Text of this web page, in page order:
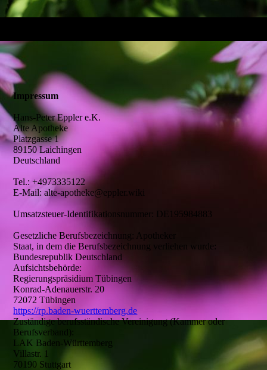
Impressum
Hans-Peter Eppler e.K.
Alte Apotheke
Platzgasse 1
89150 Laichingen
Deutschland
Tel.: +4973335122
E-Mail: alte-apotheke@eppler.wiki
Umsatzsteuer-Identifikationsnummer: DE195984883
Gesetzliche Berufsbezeichnung: Apotheker
Staat, in dem die Berufsbezeichnung verliehen wurde:
Bundesrepublik Deutschland
Aufsichtsbehörde:
Regierungspräsidium Tübingen
Konrad-Adenauerstr. 20
72072 Tübingen
https://rp.baden-wuerttemberg.de
Zuständige berufsständische Vereinigung (Kammer oder
Berufsverband):
LAK Baden-Württemberg
Villastr. 1
70190 Stuttgart